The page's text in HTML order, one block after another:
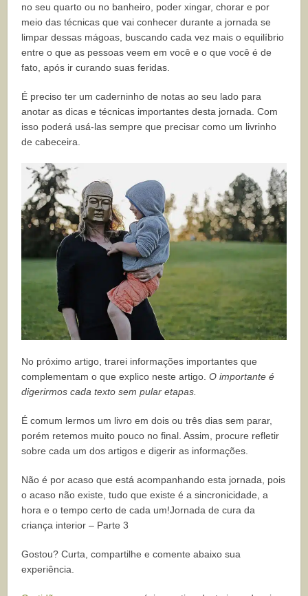
no seu quarto ou no banheiro, poder xingar, chorar e por
meio das técnicas que vai conhecer durante a jornada se
limpar dessas mágoas, buscando cada vez mais o equilíbrio
entre o que as pessoas veem em você e o que você é de
fato, após ir curando suas feridas.
É preciso ter um caderninho de notas ao seu lado para
anotar as dicas e técnicas importantes desta jornada. Com
isso poderá usá-las sempre que precisar como um livrinho
de cabeceira.
No próximo artigo, trarei informações importantes que
complementam o que explico neste artigo.O importante é
digerirmos cada texto sem pular etapas.
É comum lermos um livro em dois ou três dias sem parar,
porém retemos muito pouco no final. Assim, procure refletir
sobre cada um dos artigos e digerir as informações.
Não é por acaso que está acompanhando esta jornada, pois
o acaso não existe, tudo que existe é a sincronicidade, a
hora e o tempo certo de cada um!Jornada de cura da
criança interior – Parte 3
Gostou? Curta, compartilhe e comente abaixo sua
experiência.